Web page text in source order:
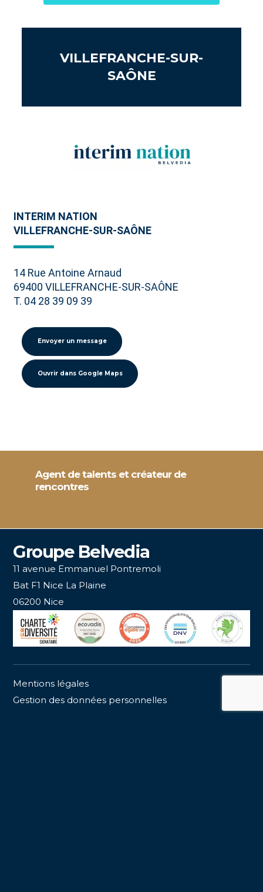
VILLEFRANCHE-SUR-
SAÔNE
INTERIM NATION
VILLEFRANCHE-SUR-SAÔNE
14 Rue Antoine Arnaud
69400 VILLEFRANCHE-SUR-SAÔNE
T. 04 28 39 09 39
Envoyer un message
Ouvrir dans Google Maps
Agent de talents et créateur de
rencontres
Groupe Belvedia
11 avenue Emmanuel Pontremoli
Bat F1 Nice La Plaine
06200 Nice
Mentions légales
Gestion des données personnelles